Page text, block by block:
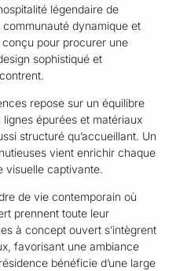
légendaire de
dynamique et
pour procurer une
sophistiqué et
repose sur un équilibre
épurées et matériaux
structuré qu’accueillant. Un
vient enrichir chaque
visuelle captivante.
de vie contemporain où
prennent toute leur
à concept ouvert s’intègrent
favorisant une ambiance
bénéficie d’une large